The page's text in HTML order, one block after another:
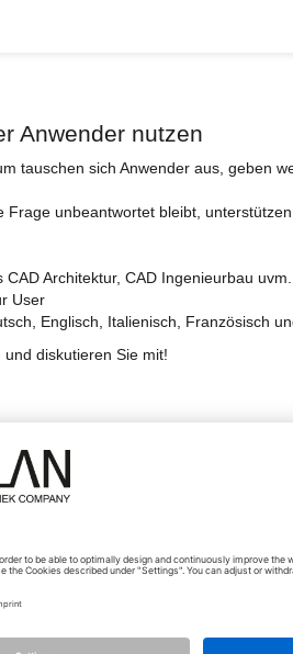
Anwender nutzen
tauschen sich Anwender aus, geben
Frage unbeantwortet bleibt,
Architektur, CAD Ingenieurbau uvm.
User
Englisch, Italienisch, Französisch
diskutieren Sie mit!